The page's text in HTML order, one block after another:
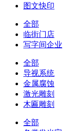
图文快印
全部
临街门店
写字间企业
全部
导视系统
金属腐蚀
激光雕刻
木匾雕刻
全部